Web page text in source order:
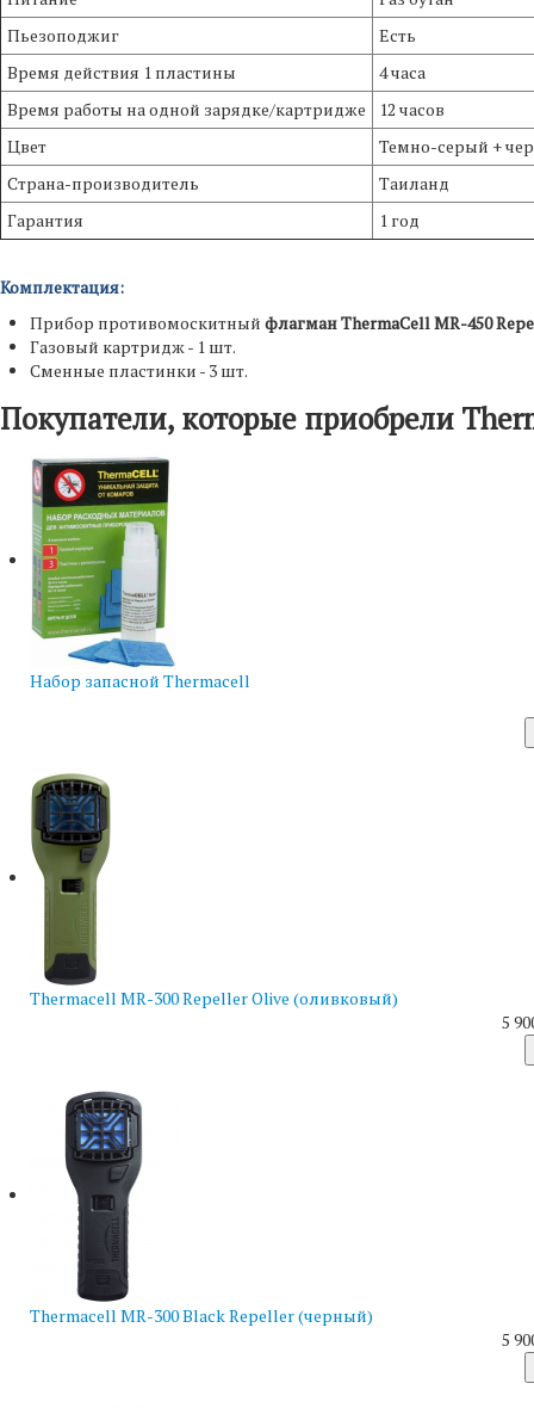
Пьезоподжиг
Есть
Время действия 1 пластины
4 часа
Время работы на одной зарядке/картридже
12 часов
Цвет
Темно-серый +
Страна-производитель
Таиланд
Гарантия
1 год
Комплектация:
Прибор противомоскитный флагман ThermaCell MR-450
Газовый картридж - 1 шт.
Сменные пластинки - 3 шт.
Покупатели, которые приобрели
Набор запасной Thermacell
Thermacell MR-300 Repeller Olive (оливковый)
5
Thermacell MR-300 Black Repeller (черный)
5